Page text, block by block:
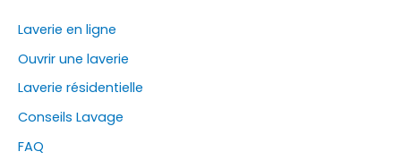
Laverie en ligne
Ouvrir une laverie
Laverie résidentielle
Conseils Lavage
FAQ